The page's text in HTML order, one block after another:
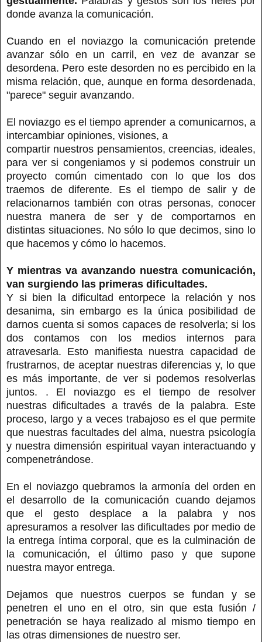
donde avanza la comunicación.
Cuando en el noviazgo la comunicación pretende
avanzar sólo en un carril, en vez de avanzar se
desordena. Pero este desorden no es percibido en la
misma relación, que, aunque en forma desordenada,
"parece" seguir avanzando.
El noviazgo es el tiempo aprender a comunicarnos, a
intercambiar opiniones, visiones, a
compartir nuestros pensamientos, creencias, ideales,
para ver si congeniamos y si podemos construir un
proyecto común cimentado con lo que los dos
traemos de diferente. Es el tiempo de salir y de
relacionarnos también con otras personas, conocer
nuestra manera de ser y de comportarnos en
distintas situaciones. No sólo lo que decimos, sino lo
que hacemos y cómo lo hacemos.
Y mientras va avanzando nuestra comunicación,
van surgiendo las primeras dificultades.
Y si bien la dificultad entorpece la relación y nos
desanima, sin embargo es la única posibilidad de
darnos cuenta si somos capaces de resolverla; si los
dos contamos con los medios internos para
atravesarla. Esto manifiesta nuestra capacidad de
frustrarnos, de aceptar nuestras diferencias y, lo que
es más importante, de ver si podemos resolverlas
juntos. . El noviazgo es el tiempo de resolver
nuestras dificultades a través de la palabra. Este
proceso, largo y a veces trabajoso es el que permite
que nuestras facultades del alma, nuestra psicología
y nuestra dimensión espiritual vayan interactuando y
compenetrándose.
En el noviazgo quebramos la armonía del orden en
el desarrollo de la comunicación cuando dejamos
que el gesto desplace a la palabra y nos
apresuramos a resolver las dificultades por medio de
la entrega íntima corporal, que es la culminación de
la comunicación, el último paso y que supone
nuestra mayor entrega.
Dejamos que nuestros cuerpos se fundan y se
penetren el uno en el otro, sin que esta fusión /
penetración se haya realizado al mismo tiempo en
las otras dimensiones de nuestro ser.